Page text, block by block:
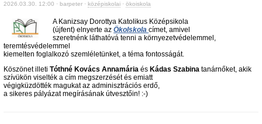
2026.03.30. 12:00 · barpeter · középiskolai · ökoiskola
A Kanizsay Dorottya Katolikus Középsikola
(újfent) elnyerte azÖkoIskola címet, amivel
szeretnénk láthatóvá tenni a környezetvédelemmel,
teremtésvédelemmel
kiemelten foglalkozó szemléletünket, a téma fontosságát.
Köszönet illeti Tóthné Kovács Annamária és Kádas Szabina tanárnőket, akik
szívükön viselték a cím megszerzését és emiatt
végigküzdötték magukat az adminisztrációs erdő,
a sikeres pályázat megírásának útvesztőin! :-)